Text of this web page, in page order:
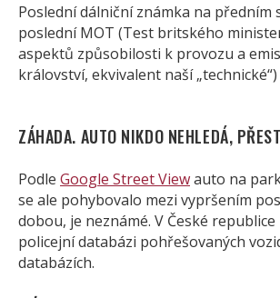
Poslední dálniční známka na
poslední MOT (Test britského
aspektů způsobilosti k provozu a
království, ekvivalent naší „technické“)
ZÁHADA. AUTO NIKDO NEHLEDÁ,
Podle Google Street Viewauto na
se ale pohybovalo mezi vypršením
dobou, je neznámé. V České
policejní databázi pohřešovaných
databázích.